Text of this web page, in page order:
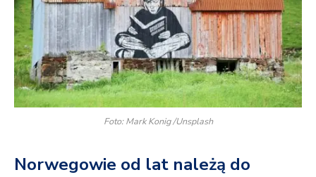
Foto: Mark Konig /Unsplash
Norwegowie od lat należą do